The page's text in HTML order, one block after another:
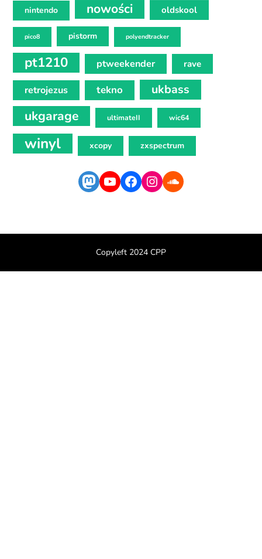
nintendo nowości oldskool
pico8 pistorm polyendtracker
pt1210 ptweekender rave
retrojezus tekno ukbass
ukgarage ultimateII wic64
winyl xcopy zxspectrum
Mastodon
YouTube
Facebook
Instagram
SoundCloud
Copyleft 2024 CPP